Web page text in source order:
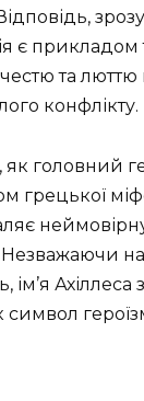
є
та люттю
конфлікту.
як головний
грецької
Незважаючи
ім’я
символ